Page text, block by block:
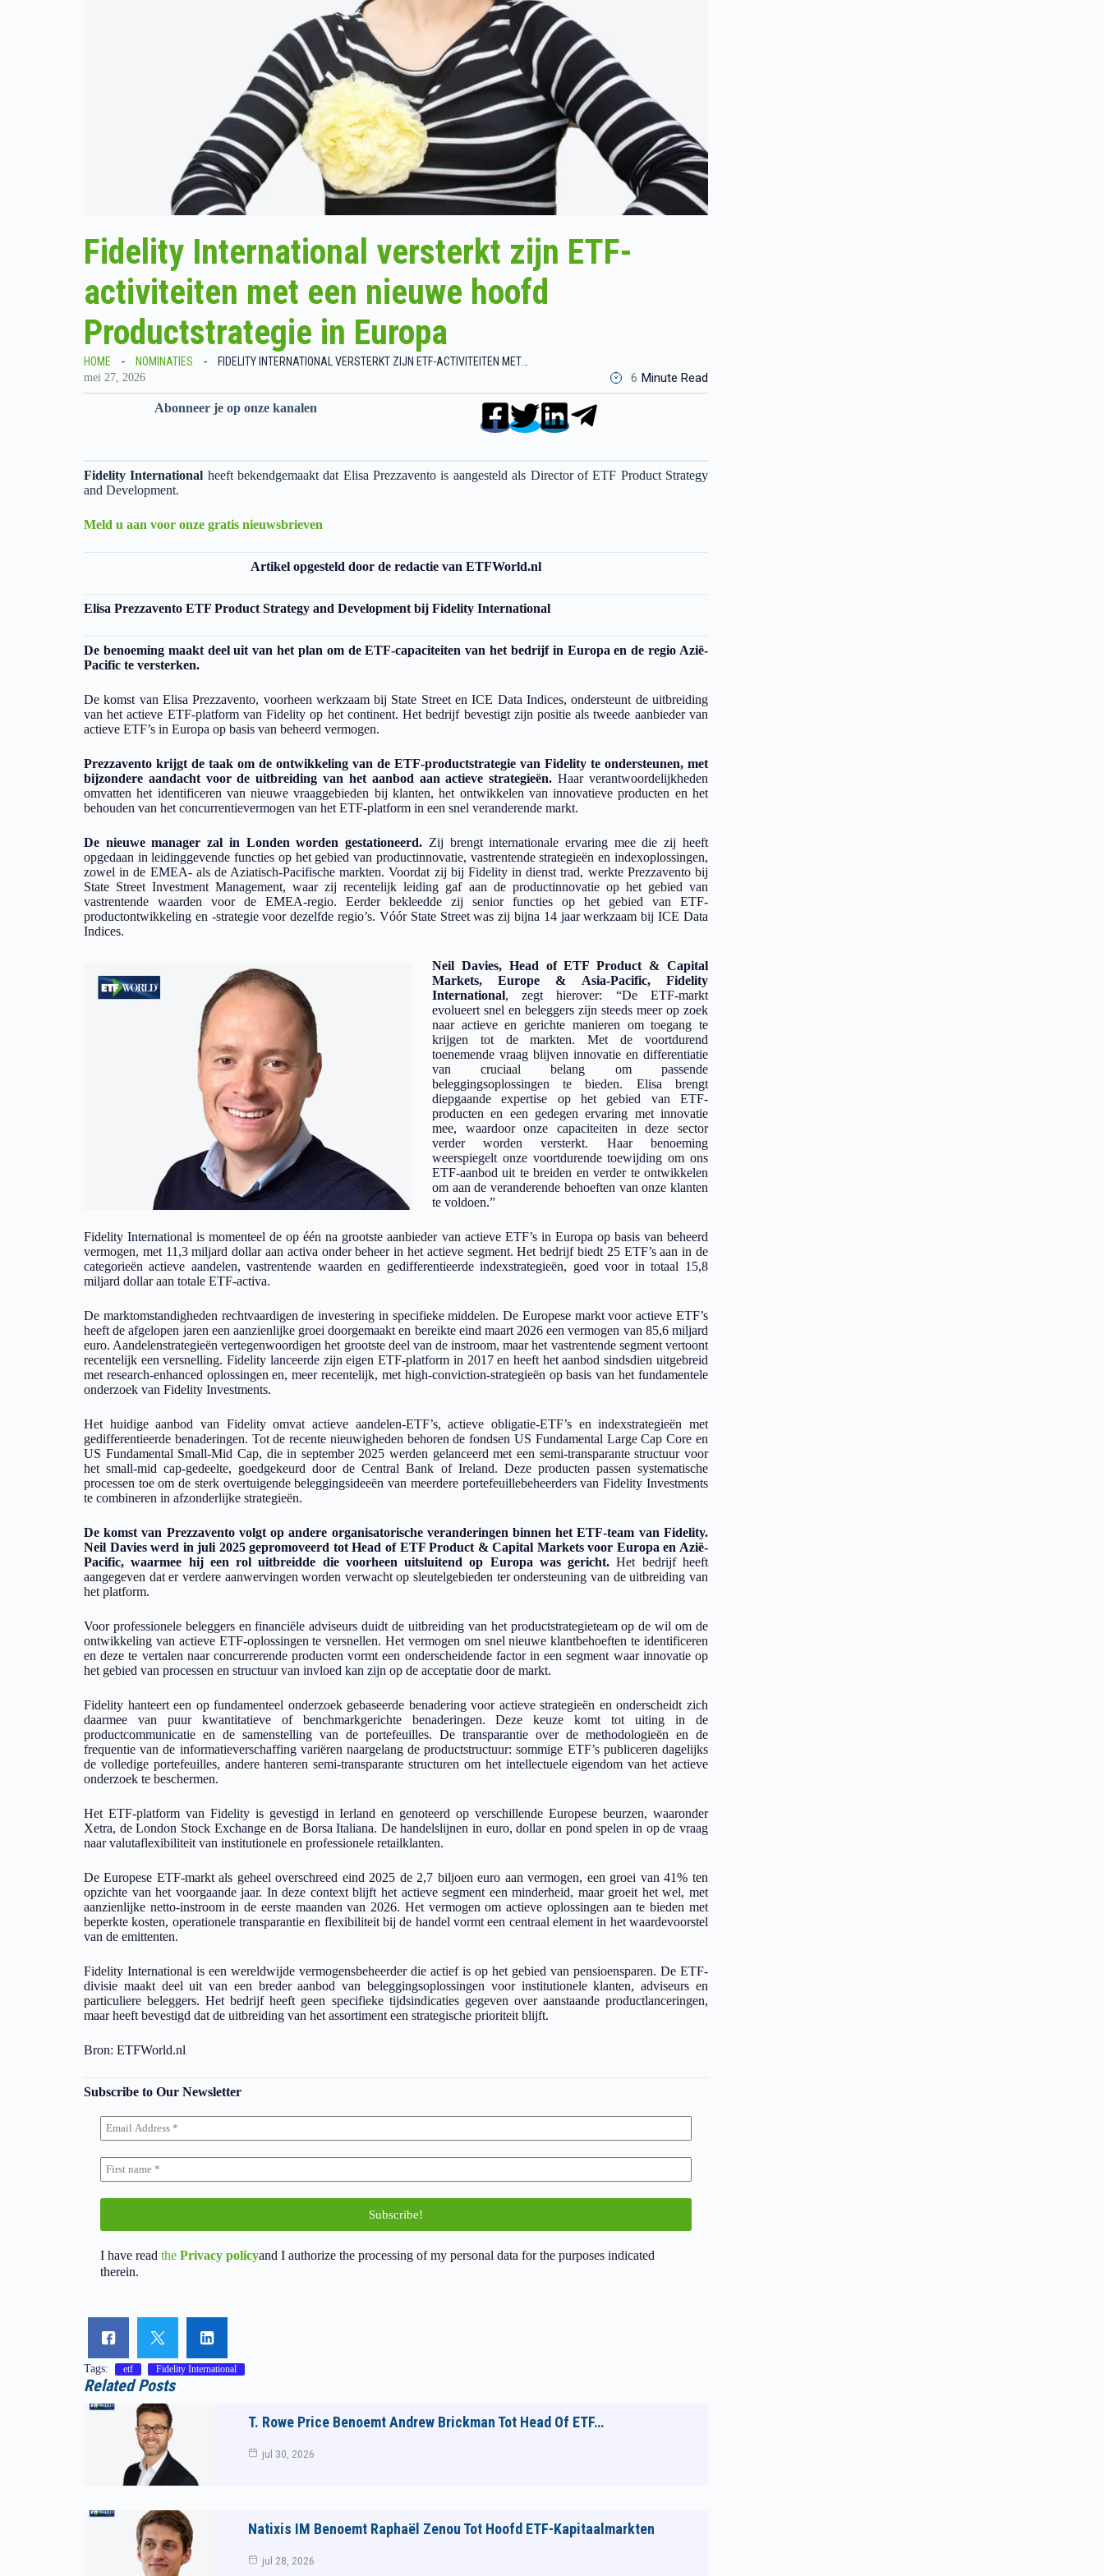
Fidelity International versterkt zijn ETF-
activiteiten met een nieuwe hoofd
Productstrategie in Europa
HOME NOMINATIES
mei 27, 2026 6 Minute Read
Abonneer je op onze kanalen
Fidelity International heeft bekendgemaakt dat Elisa Prezzavento is aangesteld als Director of ETF Product Strategy
and Development.
Meld u aan voor onze gratis nieuwsbrieven
Artikel opgesteld door de redactie van ETFWorld.nl
Elisa Prezzavento ETF Product Strategy and Development bij Fidelity International
De benoeming maakt deel uit van het plan om de ETF-capaciteiten van het bedrijf in Europa en de regio Azië-
Pacific te versterken.
De komst van Elisa Prezzavento, voorheen werkzaam bij State Street en ICE Data Indices, ondersteunt de uitbreiding
van het actieve ETF-platform van Fidelity op het continent. Het bedrijf bevestigt zijn positie als tweede aanbieder van
actieve ETF’s in Europa op basis van beheerd vermogen.
Prezzavento krijgt de taak om de ontwikkeling van de ETF-productstrategie van Fidelity te ondersteunen, met
bijzondere aandacht voor de uitbreiding van het aanbod aan actieve strategieën. Haar verantwoordelijkheden
omvatten het identificeren van nieuwe vraaggebieden bij klanten, het ontwikkelen van innovatieve producten en het
behouden van het concurrentievermogen van het ETF-platform in een snel veranderende markt.
De nieuwe manager zal in Londen worden gestationeerd. Zij brengt internationale ervaring mee die zij heeft
opgedaan in leidinggevende functies op het gebied van productinnovatie, vastrentende strategieën en indexoplossingen,
zowel in de EMEA- als de Aziatisch-Pacifische markten. Voordat zij bij Fidelity in dienst trad, werkte Prezzavento bij
State Street Investment Management, waar zij recentelijk leiding gaf aan de productinnovatie op het gebied van
vastrentende waarden voor de EMEA-regio. Eerder bekleedde zij senior functies op het gebied van ETF-
productontwikkeling en -strategie voor dezelfde regio’s. Vóór State Street was zij bijna 14 jaar werkzaam bij ICE Data
Indices.
Neil Davies, Head of ETF Product & Capital
Markets, Europe & Asia-Pacific, Fidelity
International, zegt hierover: “De ETF-markt
evolueert snel en beleggers zijn steeds meer op zoek
naar actieve en gerichte manieren om toegang te
krijgen tot de markten. Met de voortdurend
toenemende vraag blijven innovatie en differentiatie
van cruciaal belang om passende
beleggingsoplossingen te bieden. Elisa brengt
diepgaande expertise op het gebied van ETF-
producten en een gedegen ervaring met innovatie
mee, waardoor onze capaciteiten in deze sector
verder worden versterkt. Haar benoeming
weerspiegelt onze voortdurende toewijding om ons
ETF-aanbod uit te breiden en verder te ontwikkelen
om aan de veranderende behoeften van onze klanten
te voldoen.”
Fidelity International is momenteel de op één na grootste aanbieder van actieve ETF’s in Europa op basis van beheerd
vermogen, met 11,3 miljard dollar aan activa onder beheer in het actieve segment. Het bedrijf biedt 25 ETF’s aan in de
categorieën actieve aandelen, vastrentende waarden en gedifferentieerde indexstrategieën, goed voor in totaal 15,8
miljard dollar aan totale ETF-activa.
De marktomstandigheden rechtvaardigen de investering in specifieke middelen. De Europese markt voor actieve ETF’s
heeft de afgelopen jaren een aanzienlijke groei doorgemaakt en bereikte eind maart 2026 een vermogen van 85,6 miljard
euro. Aandelenstrategieën vertegenwoordigen het grootste deel van de instroom, maar het vastrentende segment vertoont
recentelijk een versnelling. Fidelity lanceerde zijn eigen ETF-platform in 2017 en heeft het aanbod sindsdien uitgebreid
met research-enhanced oplossingen en, meer recentelijk, met high-conviction-strategieën op basis van het fundamentele
onderzoek van Fidelity Investments.
Het huidige aanbod van Fidelity omvat actieve aandelen-ETF’s, actieve obligatie-ETF’s en indexstrategieën met
gedifferentieerde benaderingen. Tot de recente nieuwigheden behoren de fondsen US Fundamental Large Cap Core en
US Fundamental Small-Mid Cap, die in september 2025 werden gelanceerd met een semi-transparante structuur voor
het small-mid cap-gedeelte, goedgekeurd door de Central Bank of Ireland. Deze producten passen systematische
processen toe om de sterk overtuigende beleggingsideeën van meerdere portefeuillebeheerders van Fidelity Investments
te combineren in afzonderlijke strategieën.
De komst van Prezzavento volgt op andere organisatorische veranderingen binnen het ETF-team van Fidelity.
Neil Davies werd in juli 2025 gepromoveerd tot Head of ETF Product & Capital Markets voor Europa en Azië-
Pacific, waarmee hij een rol uitbreidde die voorheen uitsluitend op Europa was gericht. Het bedrijf heeft
aangegeven dat er verdere aanwervingen worden verwacht op sleutelgebieden ter ondersteuning van de uitbreiding van
het platform.
Voor professionele beleggers en financiële adviseurs duidt de uitbreiding van het productstrategieteam op de wil om de
ontwikkeling van actieve ETF-oplossingen te versnellen. Het vermogen om snel nieuwe klantbehoeften te identificeren
en deze te vertalen naar concurrerende producten vormt een onderscheidende factor in een segment waar innovatie op
het gebied van processen en structuur van invloed kan zijn op de acceptatie door de markt.
Fidelity hanteert een op fundamenteel onderzoek gebaseerde benadering voor actieve strategieën en onderscheidt zich
daarmee van puur kwantitatieve of benchmarkgerichte benaderingen. Deze keuze komt tot uiting in de
productcommunicatie en de samenstelling van de portefeuilles. De transparantie over de methodologieën en de
frequentie van de informatieverschaffing variëren naargelang de productstructuur: sommige ETF’s publiceren dagelijks
de volledige portefeuilles, andere hanteren semi-transparante structuren om het intellectuele eigendom van het actieve
onderzoek te beschermen.
Het ETF-platform van Fidelity is gevestigd in Ierland en genoteerd op verschillende Europese beurzen, waaronder
Xetra, de London Stock Exchange en de Borsa Italiana. De handelslijnen in euro, dollar en pond spelen in op de vraag
naar valutaflexibiliteit van institutionele en professionele retailklanten.
De Europese ETF-markt als geheel overschreed eind 2025 de 2,7 biljoen euro aan vermogen, een groei van 41% ten
opzichte van het voorgaande jaar. In deze context blijft het actieve segment een minderheid, maar groeit het wel, met
aanzienlijke netto-instroom in de eerste maanden van 2026. Het vermogen om actieve oplossingen aan te bieden met
beperkte kosten, operationele transparantie en flexibiliteit bij de handel vormt een centraal element in het waardevoorstel
van de emittenten.
Fidelity International is een wereldwijde vermogensbeheerder die actief is op het gebied van pensioensparen. De ETF-
divisie maakt deel uit van een breder aanbod van beleggingsoplossingen voor institutionele klanten, adviseurs en
particuliere beleggers. Het bedrijf heeft geen specifieke tijdsindicaties gegeven over aanstaande productlanceringen,
maar heeft bevestigd dat de uitbreiding van het assortiment een strategische prioriteit blijft.
Bron: ETFWorld.nl
Subscribe to Our Newsletter
I have read the Privacy policyand I authorize the processing of my personal data for the purposes indicated
therein.
Tags: etf Fidelity International
Related Posts
T. Rowe Price Benoemt Andrew Brickman Tot Head Of ETF…
jul 30, 2026
Natixis IM Benoemt Raphaël Zenou Tot Hoofd ETF-Kapitaalmarkten
jul 28, 2026